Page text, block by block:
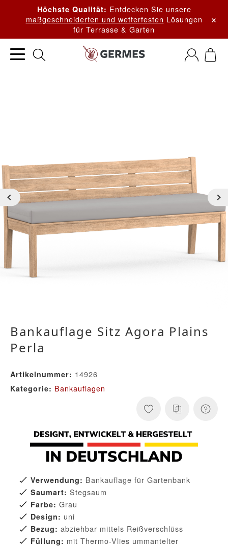
Höchste Qualität: Entdecken Sie unsere
maßgeschneiderten und wetterfesten Lösungen
für Terrasse & Garten
×
Bankauflage Sitz Agora Plains
Perla
Artikelnummer: 14926
Kategorie: Bankauflagen
Verwendung: Bankauflage für Gartenbank
Saumart: Stegsaum
Farbe: Grau
Design: uni
Bezug: abziehbar mittels Reißverschlüss
Füllung: mit Thermo-Vlies ummantelter